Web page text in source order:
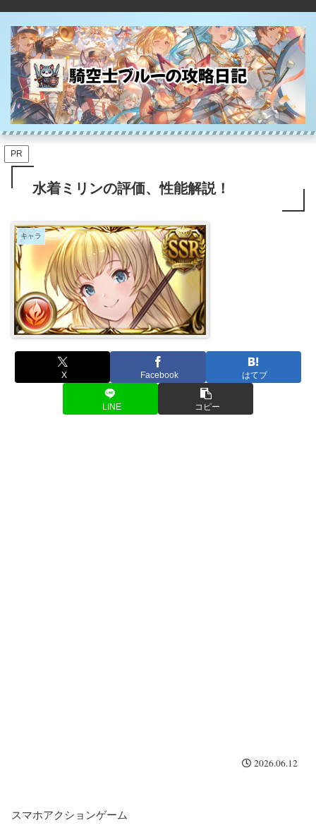
PR
水着ミリンの評価、性能解説！
キャラ
X Facebook はてブ
LINE コピー
2026.06.12
スマホアクションゲーム